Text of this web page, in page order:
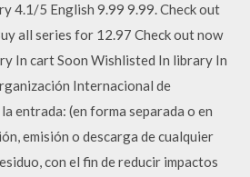
4.1/5 English 9.99 9.99. Check out
all series for 12.97 Check out now
In cart Soon Wishlisted In library In
Internacional de
entrada: (en forma separada o en
emisión o descarga de cualquier
con el fin de reducir impactos